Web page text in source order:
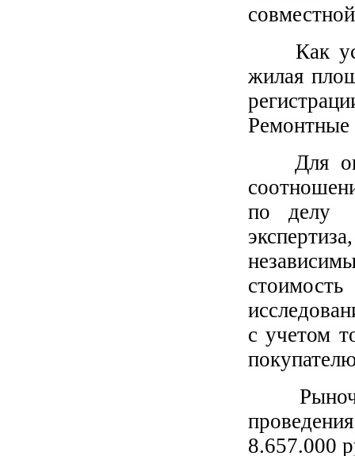
Как
жилая
Ремонтные
Для
по делу
с учетом
8.657.000